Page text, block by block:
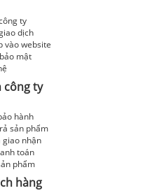
ty
dịch
vào website
mật
công ty
hành
sản phẩm
giao nhận
toán
phẩm
hàng